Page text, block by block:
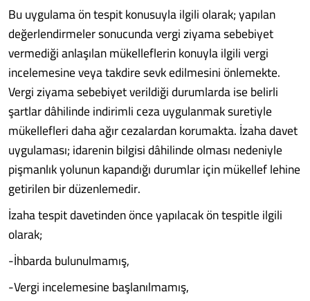
Bu uygulama ön tespit konu­suyla ilgili olarak; yapılan
değer­lendirmeler sonucunda vergi zi­yama sebebiyet
vermediği anla­şılan mükelleflerin konuyla ilgili vergi
incelemesine veya takdire sevk edilmesini önlemekte.
Ver­gi ziyama sebebiyet verildiği du­rumlarda ise belirli
şartlar dâ­hilinde indirimli ceza uygulan­mak suretiyle
mükellefleri daha ağır cezalardan korumakta. İzaha davet
uygulaması; ida­renin bilgisi dâhilinde olma­sı nedeniyle
pişmanlık yolu­nun kapandığı durumlar için mükellef lehine
getirilen bir düzenlemedir.
İzaha tespit davetinden önce yapılacak ön tespitle il­gili
olarak;
-İhbarda bulunulmamış,
-Vergi incelemesine başlanıl­mamış,